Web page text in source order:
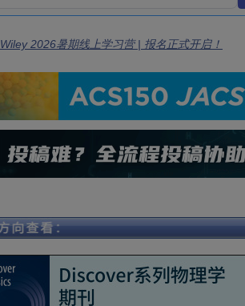
Wiley 2026暑期线上学习营 | 报名正式开启！